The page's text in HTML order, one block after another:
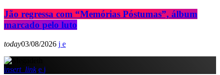
Jão regressa com “Memórias Póstumas”, álbum
marcado pelo luto
today03/08/2026
insert_link